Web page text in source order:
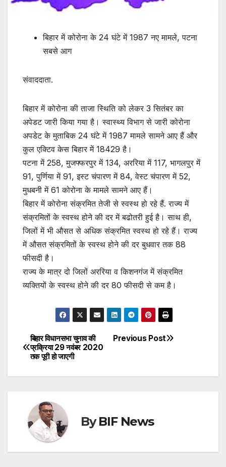
बिहार में कोरोना के 24 घंटे में 1987 नए मामले, पटना
सबसे आग
संवाददाता.
बिहार में कोरोना की ताजा स्थिति को लेकर 3 सितंबर का
अपेडट जारी किया गया है। स्वास्थ्य विभाग से जारी कोरोना
अपडेट के मुताबिक 24 घंटे में 1987 मामले सामने आए हैं और
कुल एक्टिव केस बिहार में 18429 है।
पटना में 258, मुजफ्फरपुर में 134, अररिया में 117, भागलपुर में
91, पुर्णिया में 91, इस्ट चंपारण में 84, वेस्ट चंपारण में 52,
मुधबनी में 61 कोरोना के मामले सामने आए हैं।
बिहार में कोरोना संक्रमित तेजी से स्वस्थ हो रहे हैं. राज्य में
संक्रमितों के स्वस्थ होने की दर में बढोतरी हुई है। साथ ही,
जिलों में भी औसत से अधिक संक्रमित स्वस्थ हो रहे हैं। राज्य
में औसत संक्रमितों के स्वस्थ होने की दर बुधवार तक 88
फीसदी है।
राज्य के मात्र दो जिलों अररिया व किशनगंज में संक्रमित
व्यक्तियों के स्वस्थ होने की दर 80 फीसदी से कम है।
Post
navigation
Previous Post
बिहार विधानसभा चुनाव की
प्रक्रिया 29 नवंबर 2020
तक पूरी हो जाएगी
ByBIF News